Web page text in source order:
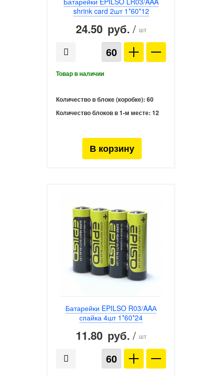
shrink card 2шт 1*60*12
24.50 руб. / шт
Количество в блоке (коробке): 60
Количество блоков в 1-м месте: 12
Батарейки EPILSO R03/AAА
спайка 4шт 1*60*24
11.80 руб. / шт